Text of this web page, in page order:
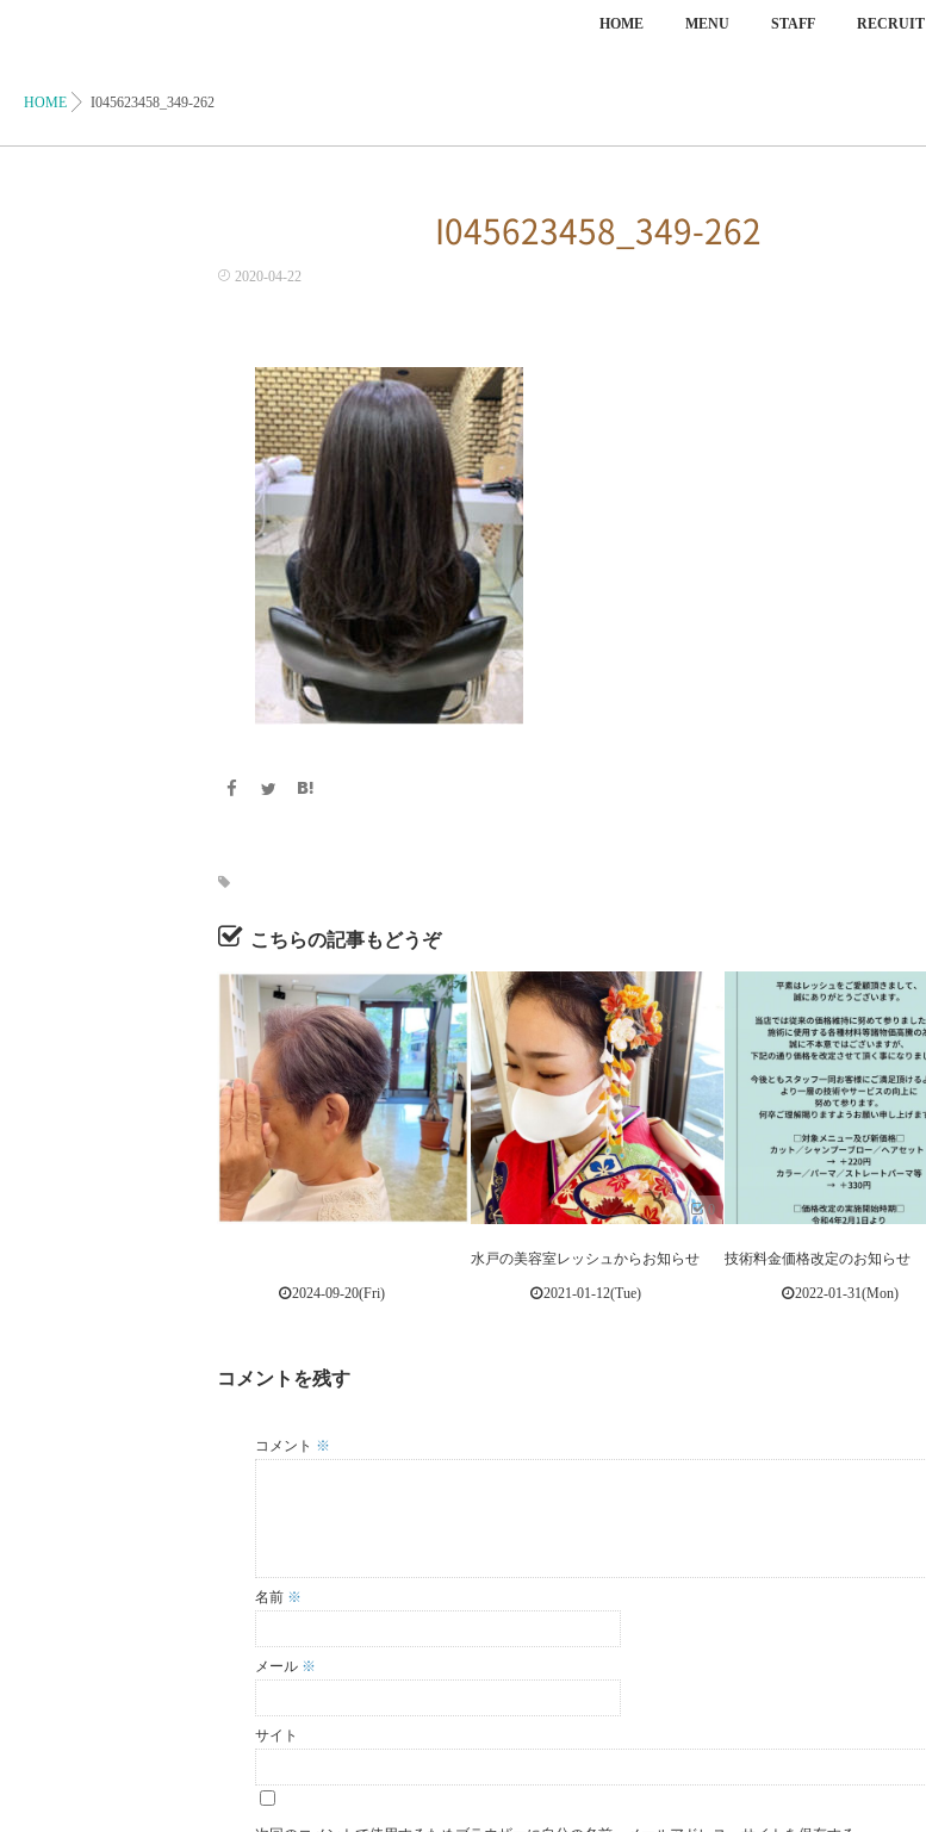
HOME MENU STAFF RECRUIT
HOME I045623458_349-262
I045623458_349-262
2020-04-22
こちらの記事もどうぞ
2024-09-20(Fri)
0
水戸の美容室レッシュからお知らせ
2021-01-12(Tue)
技術料金価格改定のお知らせ
2022-01-31(Mon)
コメントを残す
コメント ※
名前 ※
メール ※
サイト